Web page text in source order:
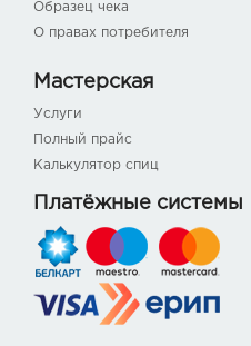
Образец чека
О правах потребителя
Мастерская
Услуги
Полный прайс
Калькулятор спиц
Платёжные системы